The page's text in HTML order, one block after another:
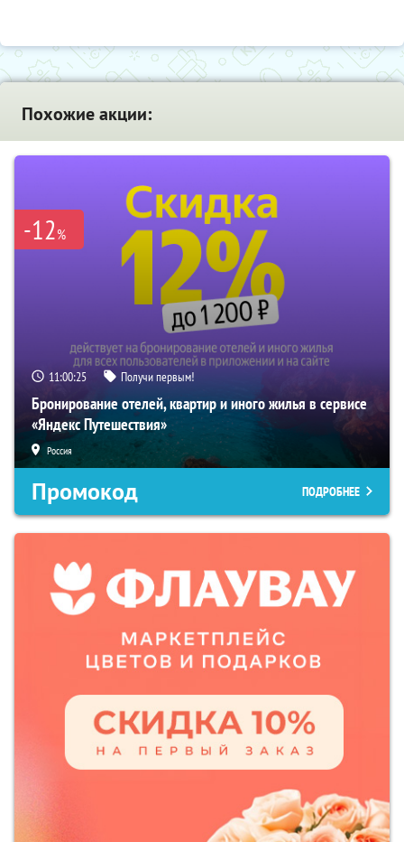
Похожие акции:
-12%
11:00:24 Получи первым!
Бронирование отелей, квартир и иного жилья в сервисе
«Яндекс Путешествия»
Россия
Промокод ПОДРОБНЕЕ